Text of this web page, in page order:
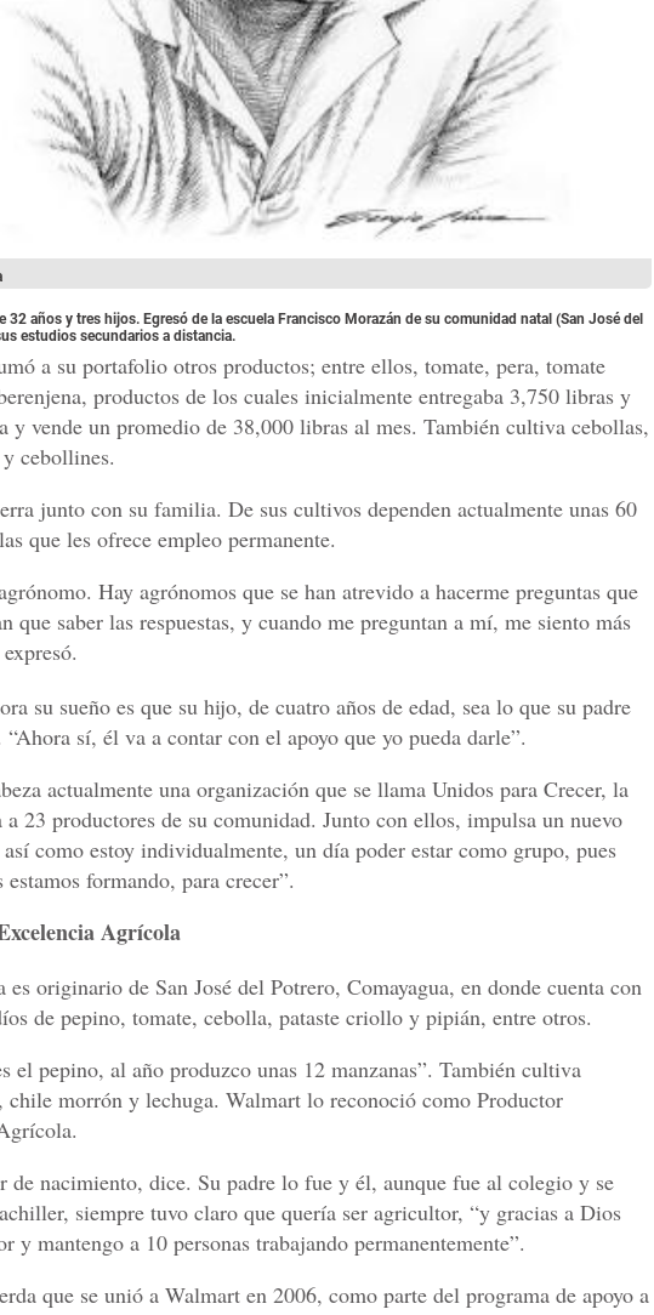
32 años y tres hijos. Egresó de la escuela Francisco Morazán de su comunidad natal (San José del
estudios secundarios a distancia.
a su portafolio otros productos; entre ellos, tomate, pera, tomate
productos de los cuales inicialmente entregaba 3,750 libras y
y vende un promedio de 38,000 libras al mes. También cultiva cebollas,
cebollines.
junto con su familia. De sus cultivos dependen actualmente unas 60
que les ofrece empleo permanente.
Hay agrónomos que se han atrevido a hacerme preguntas que
que saber las respuestas, y cuando me preguntan a mí, me siento más
su sueño es que su hijo, de cuatro años de edad, sea lo que su padre
“Ahora sí, él va a contar con el apoyo que yo pueda darle”.
actualmente una organización que se llama Unidos para Crecer, la
a 23 productores de su comunidad. Junto con ellos, impulsa un nuevo
así como estoy individualmente, un día poder estar como grupo, pues
estamos formando, para crecer”.
Agrícola
originario de San José del Potrero, Comayagua, en donde cuenta con
de pepino, tomate, cebolla, pataste criollo y pipián, entre otros.
el pepino, al año produzco unas 12 manzanas”. También cultiva
chile morrón y lechuga. Walmart lo reconoció como Productor
de nacimiento, dice. Su padre lo fue y él, aunque fue al colegio y se
siempre tuvo claro que quería ser agricultor, “y gracias a Dios
y mantengo a 10 personas trabajando permanentemente”.
que se unió a Walmart en 2006, como parte del programa de apoyo a